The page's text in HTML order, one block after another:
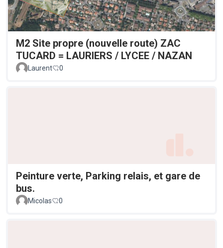
M2 Site propre (nouvelle route) ZAC
TUCARD = LAURIERS / LYCEE / NAZAN
Laurent 0
Peinture verte, Parking relais, et gare de
bus.
Micolas 0